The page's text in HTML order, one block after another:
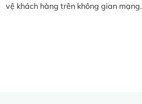
vệ khách hàng trên không gian mạng.